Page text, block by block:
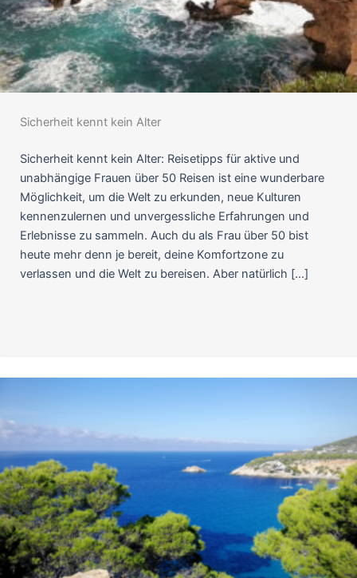
Sicherheit kennt kein Alter
Sicherheit kennt kein Alter: Reisetipps für aktive und
unabhängige Frauen über 50 Reisen ist eine wunderbare
Möglichkeit, um die Welt zu erkunden, neue Kulturen
kennenzulernen und unvergessliche Erfahrungen und
Erlebnisse zu sammeln. Auch du als Frau über 50 bist
heute mehr denn je bereit, deine Komfortzone zu
verlassen und die Welt zu bereisen. Aber natürlich […]